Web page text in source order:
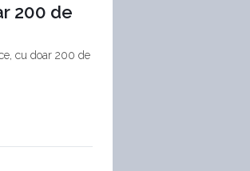
200 de
cu doar 200 de